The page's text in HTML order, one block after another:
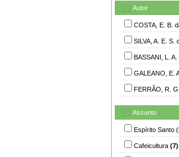
Autor
COSTA, E. B.
SILVA, A. E. S.
BASSANI, L. A.
GALEANO, E.
FERRÃO, R. G.
Assunto
Espírito Santo
Cafeicultura (7)